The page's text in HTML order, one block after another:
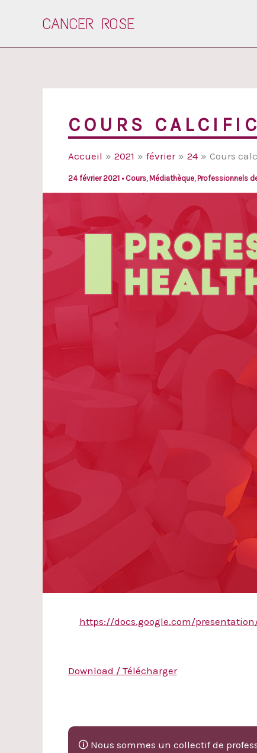
CANCER ROSE
COURS
Accueil 2021 février 24 Cours
24 février 2021 • Cours, Médiathèque, Professionnels
https://docs.google.com/presentation/
Download / Télécharger
🛈 Nous sommes un collectif de